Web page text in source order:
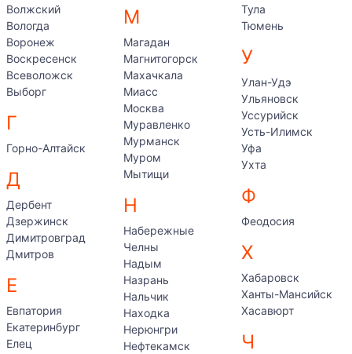
Волжский
Вологда
Воронеж
Воскресенск
Всеволожск
Выборг
Г
Горно-Алтайск
Д
Дербент
Дзержинск
Димитровград
Дмитров
Е
Евпатория
Екатеринбург
Елец
М
Магадан
Магнитогорск
Махачкала
Миасс
Москва
Муравленко
Мурманск
Муром
Мытищи
Н
Набережные
Челны
Надым
Назрань
Нальчик
Находка
Нерюнгри
Нефтекамск
Тула
Тюмень
У
Улан-Удэ
Ульяновск
Уссурийск
Усть-Илимск
Уфа
Ухта
Ф
Феодосия
Х
Хабаровск
Ханты-Мансийск
Хасавюрт
Ч